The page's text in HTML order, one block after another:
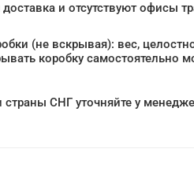
и отсутствуют
(не вскрывая): вес,
коробку самостоятельно
страны СНГ уточняйте у